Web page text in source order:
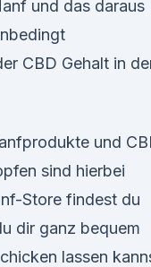
und das daraus
CBD Gehalt in
und
sind hierbei
Store findest du
dir ganz bequem
lassen